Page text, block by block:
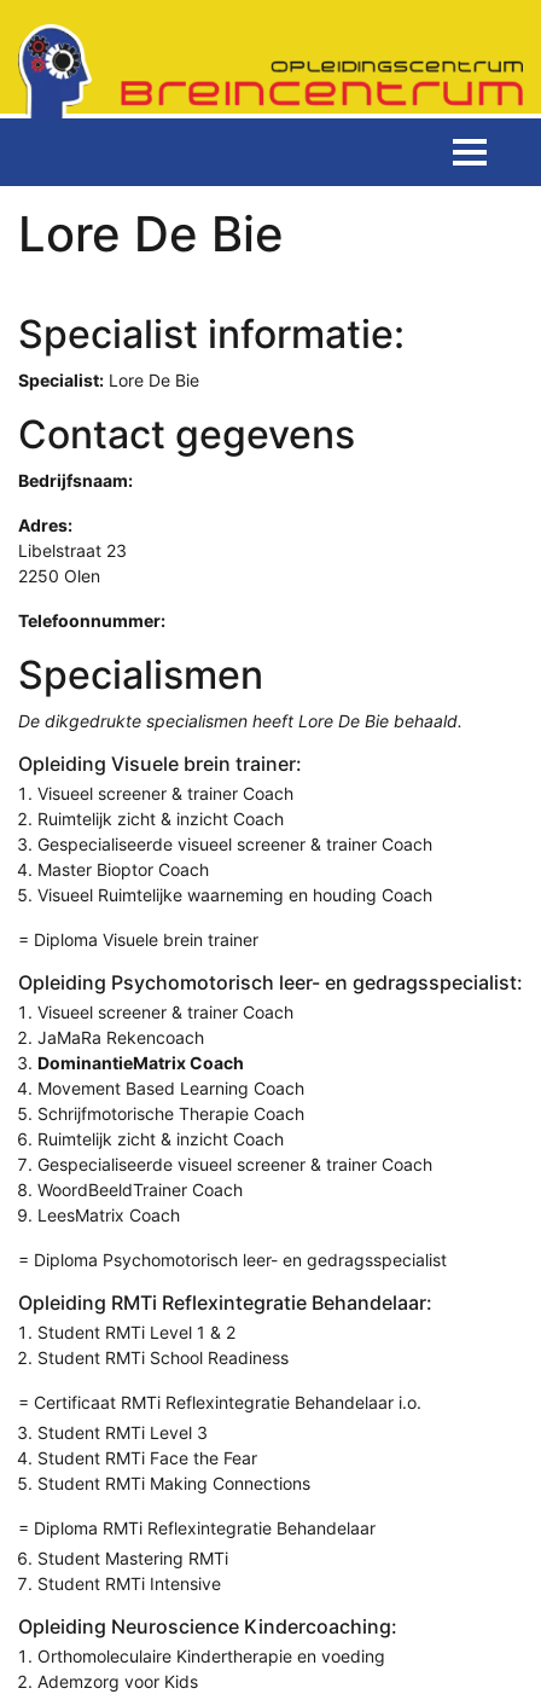
Lore De Bie
Specialist informatie:
Specialist: Lore De Bie
Contact gegevens
Bedrijfsnaam:
Adres:
Libelstraat 23
2250 Olen
Telefoonnummer:
Specialismen
De dikgedrukte specialismen heeft Lore De Bie behaald.
Opleiding Visuele brein trainer:
Visueel screener & trainer Coach
Ruimtelijk zicht & inzicht Coach
Gespecialiseerde visueel screener & trainer Coach
Master Bioptor Coach
Visueel Ruimtelijke waarneming en houding Coach
= Diploma Visuele brein trainer
Opleiding Psychomotorisch leer- en gedragsspecialist:
Visueel screener & trainer Coach
JaMaRa Rekencoach
DominantieMatrix Coach
Movement Based Learning Coach
Schrijfmotorische Therapie Coach
Ruimtelijk zicht & inzicht Coach
Gespecialiseerde visueel screener & trainer Coach
WoordBeeldTrainer Coach
LeesMatrix Coach
= Diploma Psychomotorisch leer- en gedragsspecialist
Opleiding RMTi Reflexintegratie Behandelaar:
Student RMTi Level 1 & 2
Student RMTi School Readiness
= Certificaat RMTi Reflexintegratie Behandelaar i.o.
Student RMTi Level 3
Student RMTi Face the Fear
Student RMTi Making Connections
= Diploma RMTi Reflexintegratie Behandelaar
Student Mastering RMTi
Student RMTi Intensive
Opleiding Neuroscience Kindercoaching:
Orthomoleculaire Kindertherapie en voeding
Ademzorg voor Kids